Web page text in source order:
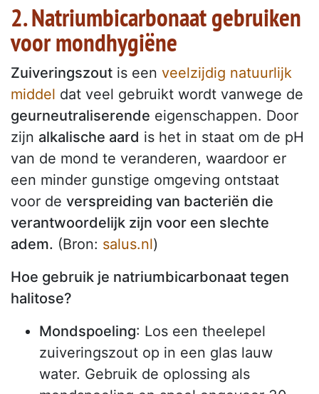
2. Natriumbicarbonaat gebruiken
voor mondhygiëne
Zuiveringszout is een veelzijdig natuurlijk
middel dat veel gebruikt wordt vanwege de
geurneutraliserende eigenschappen. Door
zijn alkalische aard is het in staat om de pH
van de mond te veranderen, waardoor er
een minder gunstige omgeving ontstaat
voor de verspreiding van bacteriën die
verantwoordelijk zijn voor een slechte
adem. (Bron: salus.nl)
Hoe gebruik je natriumbicarbonaat tegen
halitose?
Mondspoeling: Los een theelepel
zuiveringszout op in een glas lauw
water. Gebruik de oplossing als